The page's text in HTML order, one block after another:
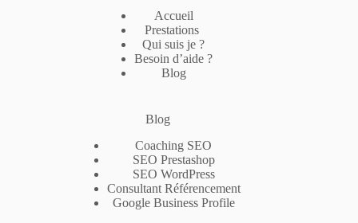
Accueil
Prestations
Qui suis je ?
Besoin d’aide ?
Blog
Blog
Coaching SEO
SEO Prestashop
SEO WordPress
Consultant Référencement
Google Business Profile